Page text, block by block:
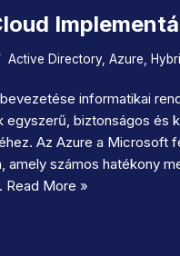
Active Directory, Azure,
informatikai
egyszerű, biztonságos és
Az Azure a Microsoft
amely számos hatékony
Read More »